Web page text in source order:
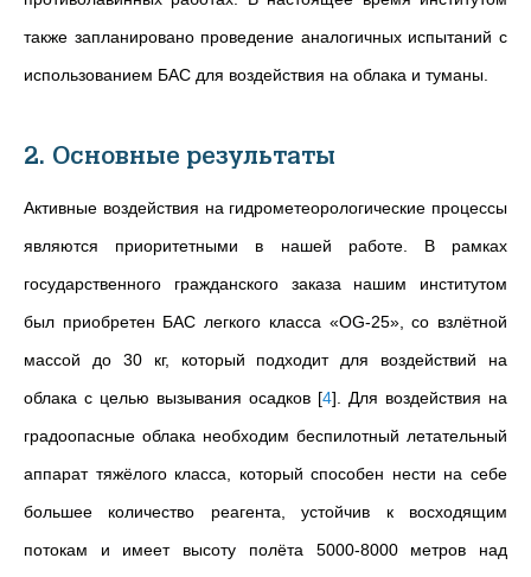
также запланировано проведение аналогичных испытаний с
использованием БАС для воздействия на облака и туманы.
2. Основные результаты
Активные воздействия на гидрометеорологические процессы
являются приоритетными в нашей работе. В рамках
государственного гражданского заказа нашим институтом
был приобретен БАС легкого класса «OG-25», со взлётной
массой до 30 кг, который подходит для воздействий на
облака с целью вызывания осадков [4] . Для воздействия на
градоопасные облака необходим беспилотный летательный
аппарат тяжёлого класса, который способен нести на себе
большее количество реагента, устойчив к восходящим
потокам и имеет высоту полёта 5000-8000 метров над